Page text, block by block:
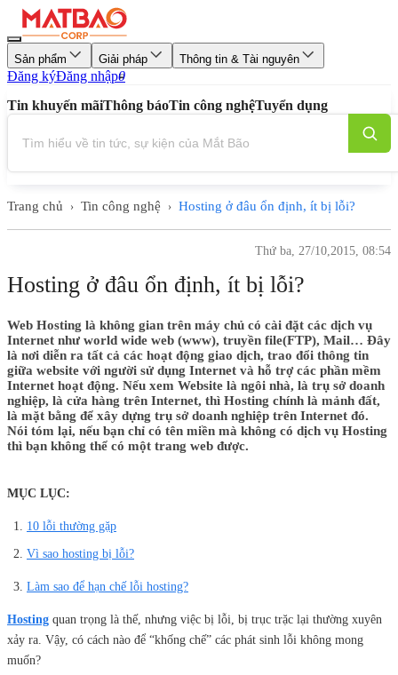
Sản phẩm Giải pháp Thông tin & Tài nguyên
Đăng kýĐăng nhập0
Tin khuyến mãiThông báoTin công nghệTuyển dụng
Trang chủ › Tin công nghệ › Hosting ở đâu ổn định, ít bị lỗi?
Thứ ba, 27/10,2015, 08:54
Hosting ở đâu ổn định, ít bị lỗi?
Web Hosting là không gian trên máy chủ có cài đặt các dịch vụ
Internet như world wide web (www), truyền file(FTP), Mail… Đây
là nơi diễn ra tất cả các hoạt động giao dịch, trao đổi thông tin
giữa website với người sử dụng Internet và hỗ trợ các phần mềm
Internet hoạt động. Nếu xem Website là ngôi nhà, là trụ sở doanh
nghiệp, là cửa hàng trên Internet, thì Hosting chính là mảnh đất,
là mặt bằng để xây dựng trụ sở doanh nghiệp trên Internet đó.
Nói tóm lại, nếu bạn chỉ có tên miền mà không có dịch vụ Hosting
thì bạn không thể có một trang web được.
MỤC LỤC:
10 lỗi thường gặp
Vì sao hosting bị lỗi?
Làm sao để hạn chế lỗi hosting?
Hosting quan trọng là thế, nhưng việc bị lỗi, bị trục trặc lại thường xuyên
xảy ra. Vậy, có cách nào để “khống chế” các phát sinh lỗi không mong
muốn?